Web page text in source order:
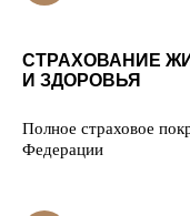
СТРАХОВАНИЕ
И ЗДОРОВЬЯ
Полное страховое
Федерации